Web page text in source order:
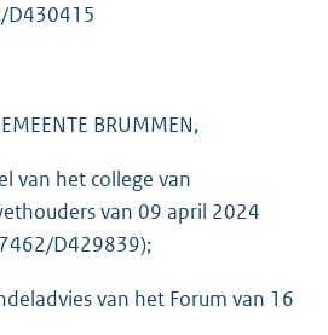
K
D430415
BRUMMEN,
van het college van
van 09 april 2024
D429839);
van het Forum van 16